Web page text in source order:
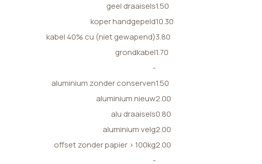
geel draaisels1.50
koper handgepeld10.30
kabel 40% cu (niet gewapend)3.80
grondkabel1.70
-
aluminium zonder conserven1.50
aluminium nieuw2.00
alu draaisels0.80
aluminium velg2.00
offset zonder papier > 100kg2.00
-